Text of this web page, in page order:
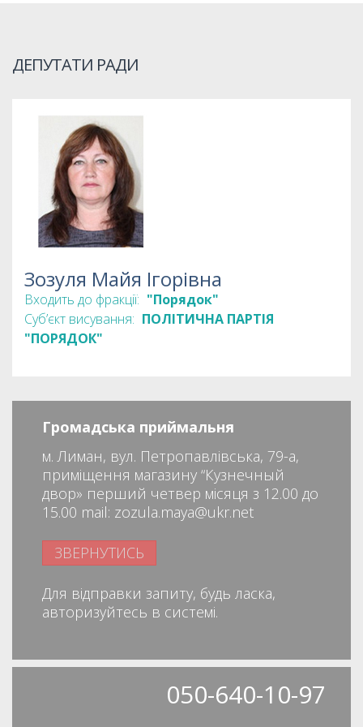
ДЕПУТАТИ РАДИ
Зозуля Майя Ігорівна
Входить до фракції: "Порядок"
Суб’єкт висування: ПОЛІТИЧНА ПАРТІЯ
"ПОРЯДОК"
Громадська приймальня
м. Лиман, вул. Петропавлівська, 79-а,
приміщення магазину “Кузнечный
двор» перший четвер місяця з 12.00 до
15.00 mail: zozula.maya@ukr.net
ЗВЕРНУТИСЬ
Для відправки запиту, будь ласка,
авторизуйтесь в системі.
050-640-10-97